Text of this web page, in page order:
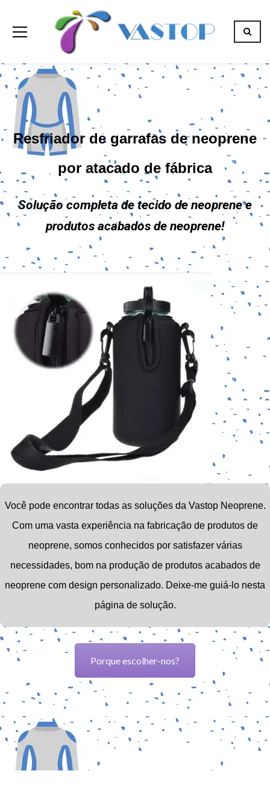
Resfriador de garrafas de neoprene
por atacado de fábrica
Solução completa de tecido de neoprene e
produtos acabados de neoprene!
Você pode encontrar todas as soluções da Vastop Neoprene.
Com uma vasta experiência na fabricação de produtos de
neoprene, somos conhecidos por satisfazer várias
necessidades, bom na produção de produtos acabados de
neoprene com design personalizado. Deixe-me guiá-lo nesta
página de solução.
Porque escolher-nos?